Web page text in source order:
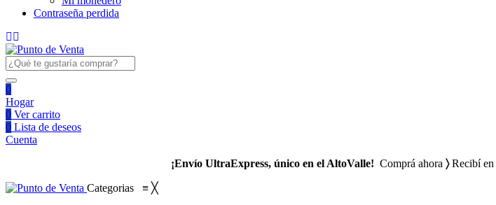
Contraseña perdida
0
Hogar
0 Ver carrito
0 Lista de deseos
Cuenta
¡Envío UltraExpress, único en el AltoValle! Comprá ahora 〉Recibí en
Categorias ≡ ╳